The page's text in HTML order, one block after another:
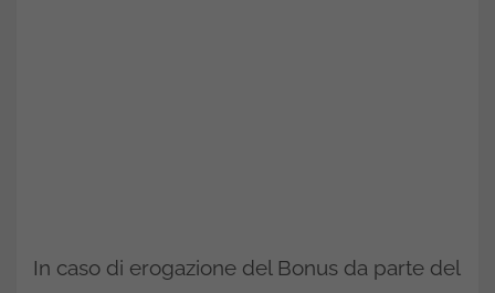
In caso di erogazione del Bonus da parte del